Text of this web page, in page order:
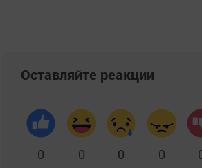
Оставляйте реакции
0 0 0 0